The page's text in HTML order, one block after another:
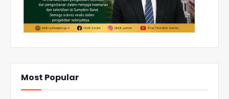
Most Popular